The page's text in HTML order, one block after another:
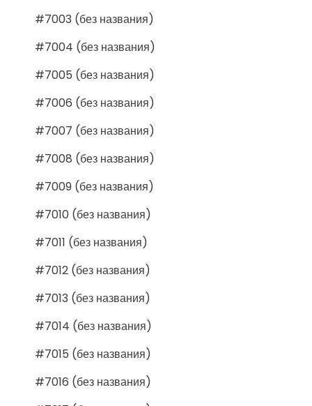
#7003 (без названия)
#7004 (без названия)
#7005 (без названия)
#7006 (без названия)
#7007 (без названия)
#7008 (без названия)
#7009 (без названия)
#7010 (без названия)
#7011 (без названия)
#7012 (без названия)
#7013 (без названия)
#7014 (без названия)
#7015 (без названия)
#7016 (без названия)